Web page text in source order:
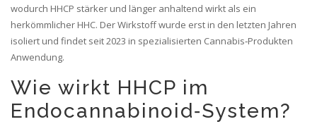
wodurch HHCP stärker und länger anhaltend wirkt als ein
herkömmlicher HHC. Der Wirkstoff wurde erst in den letzten Jahren
isoliert und findet seit 2023 in spezialisierten Cannabis‑Produkten
Anwendung.
Wie wirkt HHCP im
Endocannabinoid‑System?